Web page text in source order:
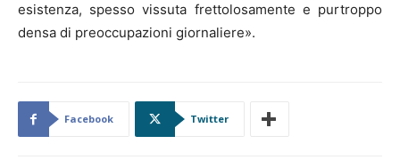
esistenza, spesso vissuta frettolosamente e purtroppo
densa di preoccupazioni giornaliere».
Facebook Twitter